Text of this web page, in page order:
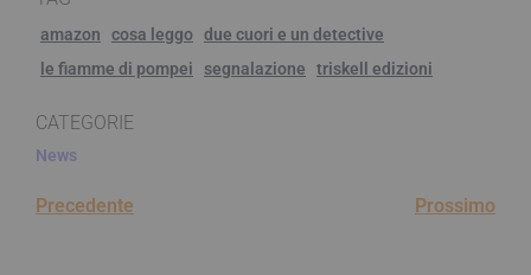
amazon cosa leggo
due cuori e un detective
le fiamme di pompei
segnalazione triskell edizioni
CATEGORIE
News
Precedente Prossimo